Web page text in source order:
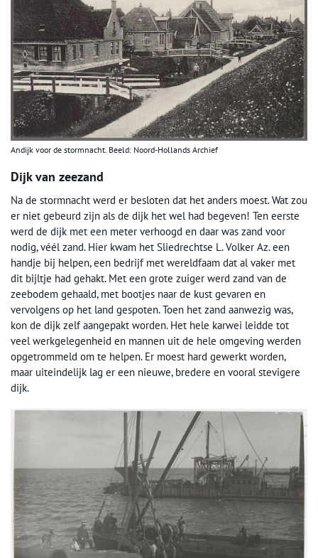
Andijk voor de stormnacht. Beeld: Noord-Hollands Archief
Dijk van zeezand
Na de stormnacht werd er besloten dat het anders moest. Wat zou
er niet gebeurd zijn als de dijk het wel had begeven! Ten eerste
werd de dijk met een meter verhoogd en daar was zand voor
nodig, véél zand. Hier kwam het Sliedrechtse L. Volker Az. een
handje bij helpen, een bedrijf met wereldfaam dat al vaker met
dit bijltje had gehakt. Met een grote zuiger werd zand van de
zeebodem gehaald, met bootjes naar de kust gevaren en
vervolgens op het land gespoten. Toen het zand aanwezig was,
kon de dijk zelf aangepakt worden. Het hele karwei leidde tot
veel werkgelegenheid en mannen uit de hele omgeving werden
opgetrommeld om te helpen. Er moest hard gewerkt worden,
maar uiteindelijk lag er een nieuwe, bredere en vooral stevigere
dijk.